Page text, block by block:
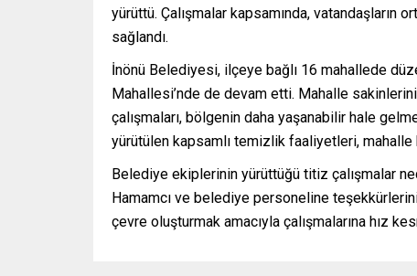
yürüttü. Çalışmalar kapsamında,
sağlandı.
İnönü Belediyesi, ilçeye bağlı 16 mahallede
Mahallesi’nde de devam etti. Mahalle
çalışmaları, bölgenin daha yaşanabilir hale
yürütülen kapsamlı temizlik faaliyetleri, mahalle
Belediye ekiplerinin yürüttüğü titiz çalışmalar
Hamamcı ve belediye personeline
çevre oluşturmak amacıyla çalışmalarına hız